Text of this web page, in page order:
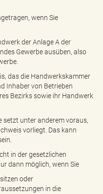
wenn Sie
der Anlage A der
Gewerbe ausüben, also
das die Handwerkskammer
Inhaber von Betrieben
Bezirks sowie ihr Handwerk
setzt unter anderem voraus,
vorliegt. Das kann
in der gesetzlichen
dann möglich, wenn Sie
oder
in die